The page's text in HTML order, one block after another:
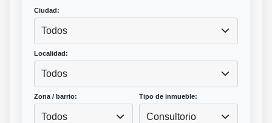
Ciudad:
Todos
Localidad:
Todos
Zona / barrio:
Todos
Tipo de inmueble:
Consultorio